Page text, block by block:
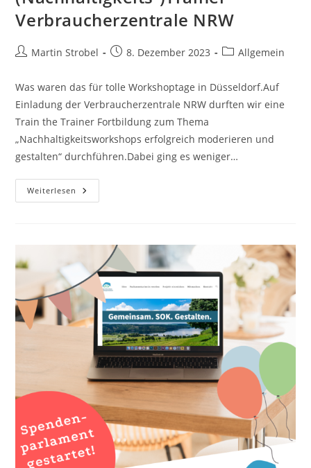
Verbraucherzentrale NRW
Beitrags-
Martin Strobel
Beitrag8. Dezember 2023
Beitrags-
Allgemein
Was waren das für tolle Workshoptage in Düsseldorf.Auf
Einladung der Verbraucherzentrale NRW durften wir eine
Train the Trainer Fortbildung zum Thema
„Nachhaltigkeitsworkshops erfolgreich moderieren und
gestalten“ durchführen.Dabei ging es weniger…
Weiterlesen Train
The